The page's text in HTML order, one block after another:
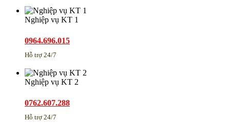
Nghiệp vụ KT 1
0964.696.015
Hỗ trợ 24/7
Nghiệp vụ KT 2
0762.607.288
Hỗ trợ 24/7